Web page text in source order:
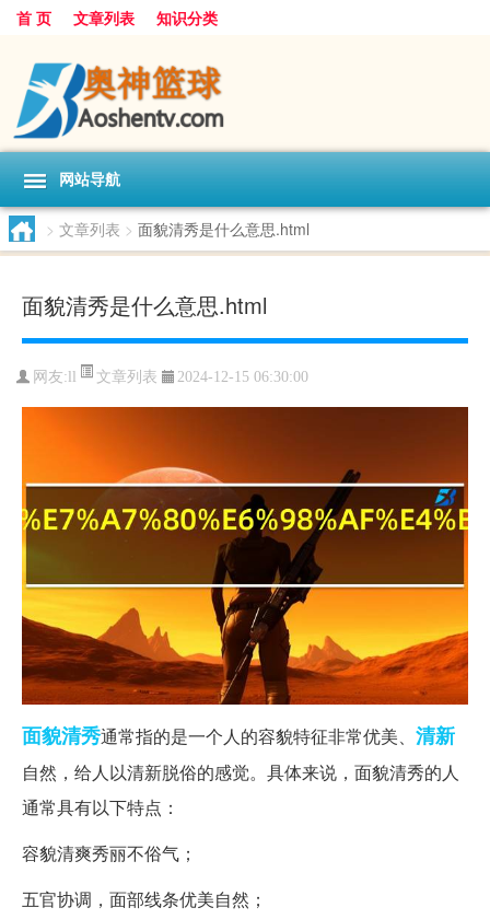
首 页 文章列表 知识分类
网站导航
> 文章列表 > 面貌清秀是什么意思.html
面貌清秀是什么意思.html
网友:ll 文章列表 2024-12-15 06:30:00
面貌清秀通常指的是一个人的容貌特征非常优美、 清新
自然，给人以清新脱俗的感觉。具体来说，面貌清秀的人
通常具有以下特点：
容貌清爽秀丽不俗气；
五官协调，面部线条优美自然；